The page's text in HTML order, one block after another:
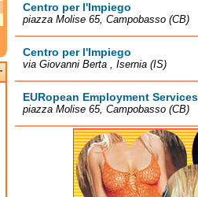
Centro per l'Impiego
piazza Molise 65, Campobasso (CB)
Centro per l'Impiego
via Giovanni Berta , Isernia (IS)
EURopean Employment Services
piazza Molise 65, Campobasso (CB)